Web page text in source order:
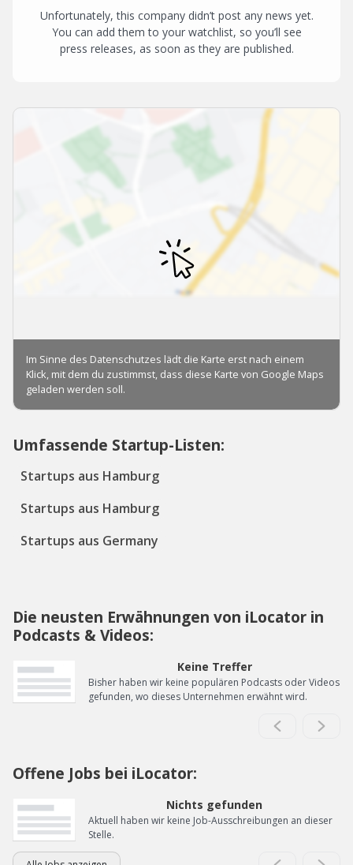
Unfortunately, this company didn’t post any news yet.
You can add them to your watchlist, so you’ll see
press releases, as soon as they are published.
Umfassende Startup-Listen:
Startups aus Hamburg
Startups aus Hamburg
Startups aus Germany
Die neusten Erwähnungen von iLocator in
Podcasts & Videos:
Keine Treffer
Bisher haben wir keine populären Podcasts oder Videos
gefunden, wo dieses Unternehmen erwähnt wird.
Offene Jobs bei iLocator:
Nichts gefunden
Aktuell haben wir keine Job-Ausschreibungen an dieser
Stelle.